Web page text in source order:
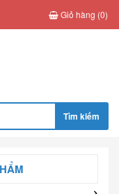
Giỏ hàng (0)